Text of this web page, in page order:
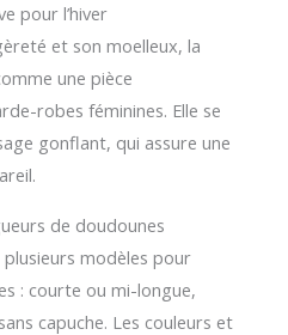
pour l’hiver
et son moelleux, la
une pièce
robes féminines. Elle se
gonflant, qui assure une
de doudounes
modèles pour
: courte ou mi-longue,
capuche. Les couleurs et